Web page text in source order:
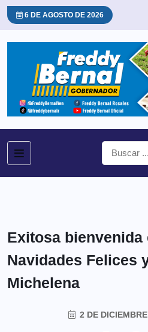
6 DE AGOSTO DE 2026
Exitosa bienvenida
Navidades Felices
Michelena
2 DE